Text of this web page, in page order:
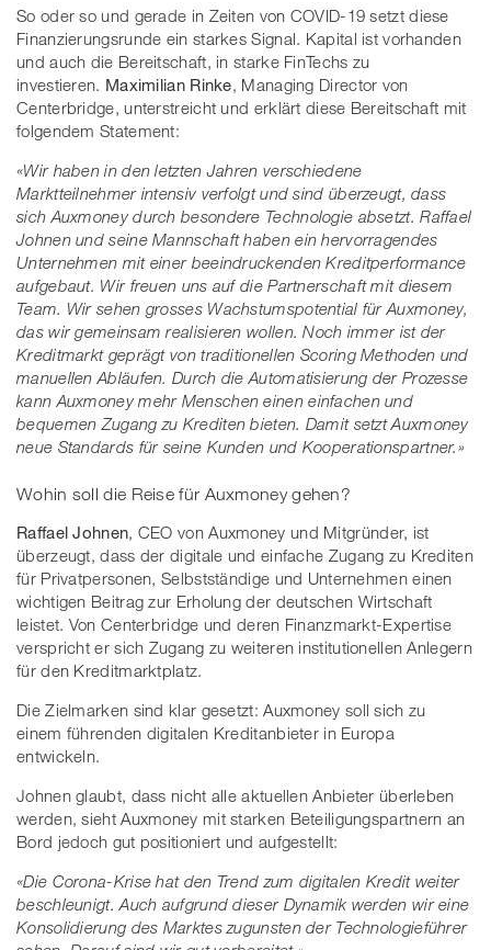
So oder so und gerade in Zeiten von COVID-19 setzt diese
Finanzierungsrunde ein starkes Signal. Kapital ist vorhanden
und auch die Bereitschaft, in starke FinTechs zu
investieren. Maximilian Rinke , Managing Director von
Centerbridge, unterstreicht und erklärt diese Bereitschaft mit
folgendem Statement:
«Wir haben in den letzten Jahren verschiedene
Marktteilnehmer intensiv verfolgt und sind überzeugt, dass
sich Auxmoney durch besondere Technologie absetzt. Raffael
Johnen und seine Mannschaft haben ein hervorragendes
Unternehmen mit einer beeindruckenden Kreditperformance
aufgebaut. Wir freuen uns auf die Partnerschaft mit diesem
Team. Wir sehen grosses Wachstumspotential für Auxmoney,
das wir gemeinsam realisieren wollen. Noch immer ist der
Kreditmarkt geprägt von traditionellen Scoring Methoden und
manuellen Abläufen. Durch die Automatisierung der Prozesse
kann Auxmoney mehr Menschen einen einfachen und
bequemen Zugang zu Krediten bieten. Damit setzt Auxmoney
neue Standards für seine Kunden und Kooperationspartner.»
Wohin soll die Reise für Auxmoney gehen?
Raffael Johnen, CEO von Auxmoney und Mitgründer, ist
überzeugt, dass der digitale und einfache Zugang zu Krediten
für Privatpersonen, Selbstständige und Unternehmen einen
wichtigen Beitrag zur Erholung der deutschen Wirtschaft
leistet. Von Centerbridge und deren Finanzmarkt-Expertise
verspricht er sich Zugang zu weiteren institutionellen Anlegern
für den Kreditmarktplatz.
Die Zielmarken sind klar gesetzt: Auxmoney soll sich zu
einem führenden digitalen Kreditanbieter in Europa
entwickeln.
Johnen glaubt, dass nicht alle aktuellen Anbieter überleben
werden, sieht Auxmoney mit starken Beteiligungspartnern an
Bord jedoch gut positioniert und aufgestellt:
«Die Corona-Krise hat den Trend zum digitalen Kredit weiter
beschleunigt. Auch aufgrund dieser Dynamik werden wir eine
Konsolidierung des Marktes zugunsten der Technologieführer